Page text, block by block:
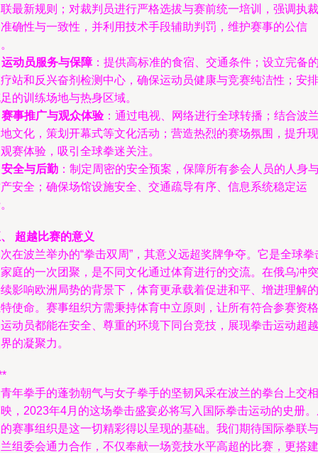
最新规则；对裁判员进行严格选拔与赛前统一培训，强调执裁
确性与一致性，并利用技术手段辅助判罚，维护赛事的公信
运动员服务与保障：提供高标准的食宿、交通条件；设立完备
站和反兴奋剂检测中心，确保运动员健康与竞赛纯洁性；安排
的训练场地与热身区域。
赛事推广与观众体验：通过电视、网络进行全球转播；结合波
文化，策划开幕式等文化活动；营造热烈的赛场氛围，提升现
赛体验，吸引全球拳迷关注。
安全与后勤 ：制定周密的安全预案，保障所有参会人员的人身
安全；确保场馆设施安全、交通疏导有序、信息系统稳定运
超越比赛的意义
在波兰举办的“拳击双周”，其意义远超奖牌争夺。它是全球拳
庭的一次团聚，是不同文化通过体育进行的交流。在俄乌冲突
影响欧洲局势的背景下，体育更承载着促进和平、增进理解的
使命。赛事组织方需秉持体育中立原则，让所有符合参赛资格
动员都能在安全、尊重的环境下同台竞技，展现拳击运动超越
的凝聚力。
年拳手的蓬勃朝气与女子拳手的坚韧风采在波兰的拳台上交相
，2023年4月的这场拳击盛宴必将写入国际拳击运动的史册
赛事组织是这一切精彩得以呈现的基础。我们期待国际拳联与
组委会通力合作，不仅奉献一场竞技水平高超的比赛，更搭建